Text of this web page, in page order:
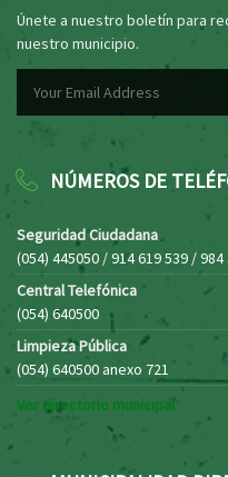
Únete a nuestro boletín para
nuestro municipio.
NÚMEROS DE
Seguridad Ciudadana
(054) 445050 / 914 619 539 / 984
Central Telefónica
(054) 640500
Limpieza Pública
(054) 640500 anexo 721
Ver directorio municipal